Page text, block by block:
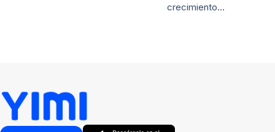
crecimiento…